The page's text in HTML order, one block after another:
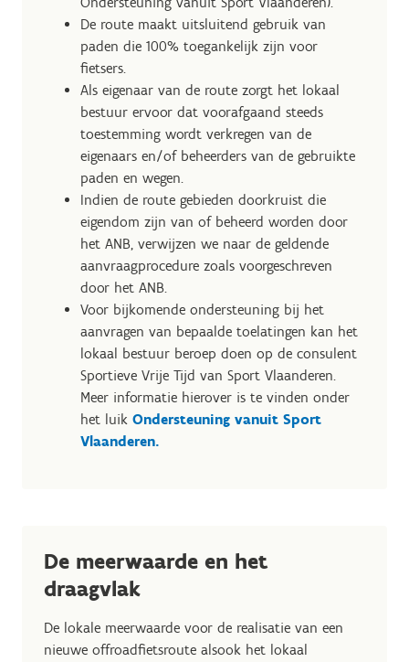
De route maakt uitsluitend gebruik van
paden die 100% toegankelijk zijn voor
fietsers.
Als eigenaar van de route zorgt het lokaal
bestuur ervoor dat voorafgaand steeds
toestemming wordt verkregen van de
eigenaars en/of beheerders van de gebruikte
paden en wegen.
Indien de route gebieden doorkruist die
eigendom zijn van of beheerd worden door
het ANB, verwijzen we naar de geldende
aanvraagprocedure zoals voorgeschreven
door het ANB.
Voor bijkomende ondersteuning bij het
aanvragen van bepaalde toelatingen kan het
lokaal bestuur beroep doen op de consulent
Sportieve Vrije Tijd van Sport Vlaanderen.
Meer informatie hierover is te vinden onder
het luik Ondersteuning vanuit Sport
Vlaanderen.
De meerwaarde en het
draagvlak
De lokale meerwaarde voor de realisatie van een
nieuwe offroadfietsroute alsook het lokaal